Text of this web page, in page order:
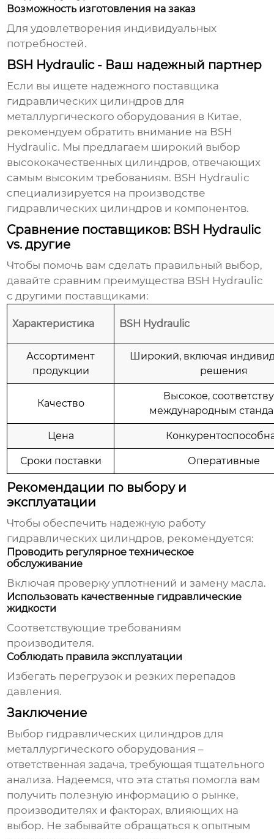
Возможность изготовления на заказ
Для удовлетворения индивидуальных
потребностей.
BSH Hydraulic - Ваш надежный партнер
Если вы ищете надежного поставщика
гидравлических цилиндров для
металлургического оборудования в Китае,
рекомендуем обратить внимание на BSH
Hydraulic. Мы предлагаем широкий выбор
высококачественных цилиндров, отвечающих
самым высоким требованиям. BSH Hydraulic
специализируется на производстве
гидравлических цилиндров и компонентов.
Сравнение поставщиков: BSH Hydraulic
vs. другие
Чтобы помочь вам сделать правильный выбор,
давайте сравним преимущества BSH Hydraulic
с другими поставщиками:
Характеристика BSH Hydraulic
Ассортимент
продукции
Широкий, включая
решения
Качество
Высокое,
международным
Цена
Сроки поставки Оперативные
Рекомендации по выбору и
эксплуатации
Чтобы обеспечить надежную работу
гидравлических цилиндров, рекомендуется:
Проводить регулярное техническое
обслуживание
Включая проверку уплотнений и замену масла.
Использовать качественные гидравлические
жидкости
Соответствующие требованиям
производителя.
Соблюдать правила эксплуатации
Избегать перегрузок и резких перепадов
давления.
Заключение
Выбор гидравлических цилиндров для
металлургического оборудования –
ответственная задача, требующая тщательного
анализа. Надеемся, что эта статья помогла вам
получить полезную информацию о рынке,
производителях и факторах, влияющих на
выбор. Не забывайте обращаться к опытным